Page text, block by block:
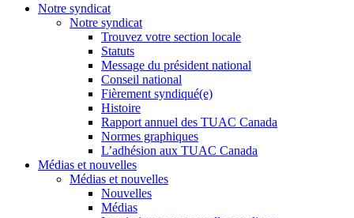
Notre syndicat
Notre syndicat
Trouvez votre section locale
Statuts
Message du président national
Conseil national
Fièrement syndiqué(e)
Histoire
Rapport annuel des TUAC Canada
Normes graphiques
L’adhésion aux TUAC Canada
Médias et nouvelles
Médias et nouvelles
Nouvelles
Médias